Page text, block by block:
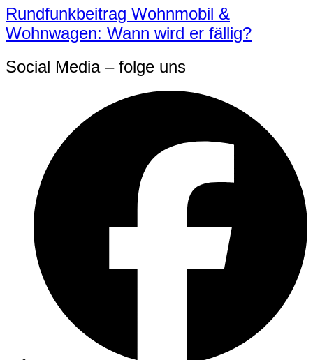
Rundfunkbeitrag Wohnmobil &
Wohnwagen: Wann wird er fällig?
Social Media – folge uns